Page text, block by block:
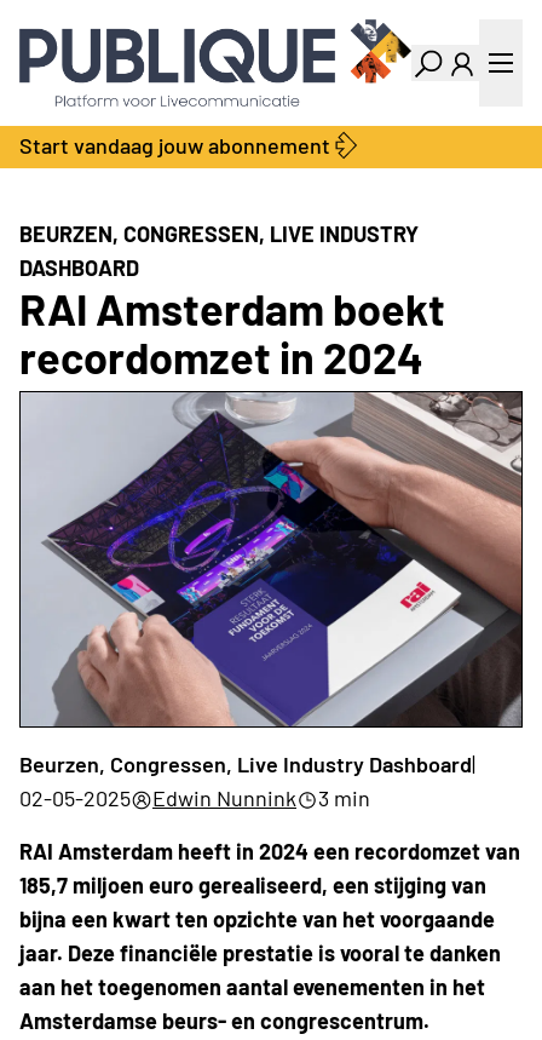
Industry Dashboard
Vacatures
Kalender
Producten
Bedrijvengids
Locatie Finder
Contact
Over ons
Adverteren
Abonnementen
Start vandaag jouw abonnement
BEURZEN, CONGRESSEN, LIVE INDUSTRY
DASHBOARD
RAI Amsterdam boekt
recordomzet in 2024
Beurzen, Congressen, Live Industry Dashboard|
02-05-2025
Edwin Nunnink
3 min
RAI Amsterdam heeft in 2024 een recordomzet van
185,7 miljoen euro gerealiseerd, een stijging van
bijna een kwart ten opzichte van het voorgaande
jaar. Deze financiële prestatie is vooral te danken
aan het toegenomen aantal evenementen in het
Amsterdamse beurs- en congrescentrum.